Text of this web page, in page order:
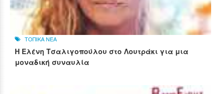
ΤΟΠΙΚΑ ΝΕΑ
Η Ελένη Τσαλιγοπούλου στο Λουτράκι για μια
μοναδική συναυλία